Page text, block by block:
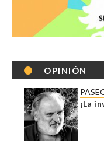
OPINIÓN
¡La